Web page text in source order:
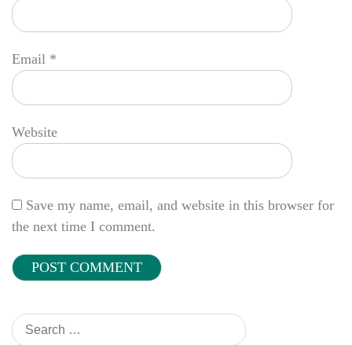
Email *
Website
Save my name, email, and website in this browser for
the next time I comment.
Search